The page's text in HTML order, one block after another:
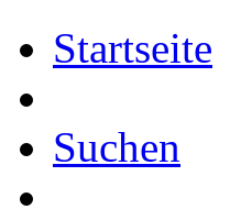
Startseite
Suchen